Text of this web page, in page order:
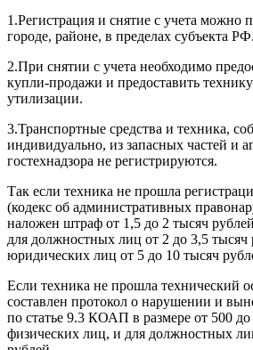
1.Регистрация и снятие с учета можно
городе, районе, в пределах субъекта РФ.
2.При снятии с учета необходимо
купли-продажи и предоставить
утилизации.
3.Транспортные средства и техника,
индивидуально, из запасных частей и
гостехнадзора не регистрируются.
Так если техника не прошла
(кодекс об административных
наложен штраф от 1,5 до 2 тысяч
для должностных лиц от 2 до 3,5 тысяч
юридических лиц от 5 до 10 тысяч
Если техника не прошла технический
составлен протокол о нарушении и
по статье 9.3 КОАП в размере от 500
физических лиц, и для должностных